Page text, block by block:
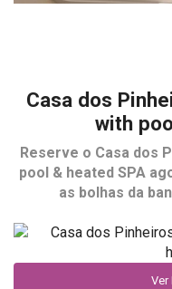
Casa dos
with
Reserve o Casa dos
pool & heated SPA
as bolhas da